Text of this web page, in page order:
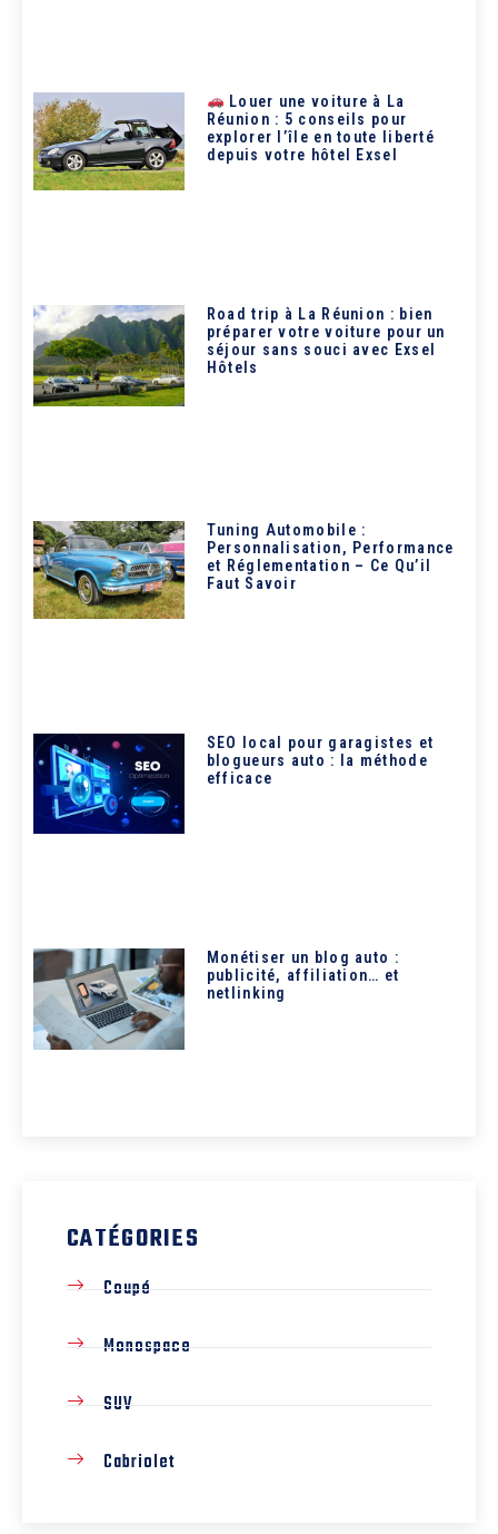
Louer une voiture à La
Réunion : 5 conseils pour
explorer l’île en toute liberté
depuis votre hôtel Exsel
Road trip à La Réunion : bien
préparer votre voiture pour un
séjour sans souci avec Exsel
Hôtels
Tuning Automobile :
Personnalisation, Performance
et Réglementation – Ce Qu’il
Faut Savoir
SEO local pour garagistes et
blogueurs auto : la méthode
efficace
Monétiser un blog auto :
publicité, affiliation… et
netlinking
CATÉGORIES
Coupé
Monospace
SUV
Cabriolet